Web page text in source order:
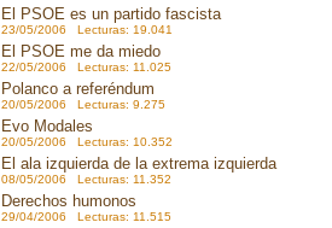
El PSOE es un partido fascista
23/05/2006 Lecturas: 19.041
El PSOE me da miedo
22/05/2006 Lecturas: 11.025
Polanco a referéndum
20/05/2006 Lecturas: 9.275
Evo Modales
20/05/2006 Lecturas: 10.352
El ala izquierda de la extrema izquierda
08/05/2006 Lecturas: 11.352
Derechos humonos
29/04/2006 Lecturas: 11.515